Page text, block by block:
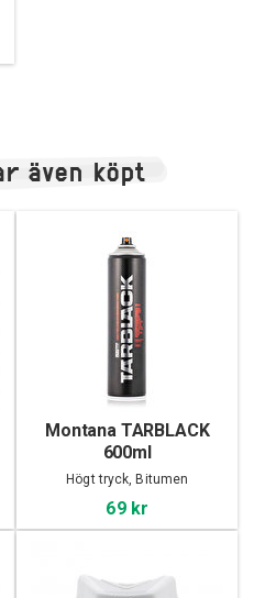
även köpt
Montana TARBLACK
600ml
Högt tryck, Bitumen
69 kr